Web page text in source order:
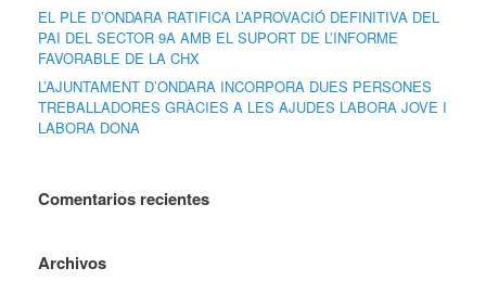
EL PLE D’ONDARA RATIFICA L’APROVACIÓ DEFINITIVA DEL
PAI DEL SECTOR 9A AMB EL SUPORT DE L’INFORME
FAVORABLE DE LA CHX
L’AJUNTAMENT D’ONDARA INCORPORA DUES PERSONES
TREBALLADORES GRÀCIES A LES AJUDES LABORA JOVE I
LABORA DONA
Comentarios recientes
Archivos